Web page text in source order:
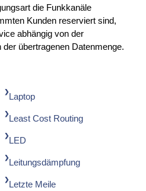
die Funkkanäle
Kunden reserviert sind,
abhängig von der
übertragenen Datenmenge.
Laptop
Least Cost Routing
LED
Leitungsdämpfung
Letzte Meile